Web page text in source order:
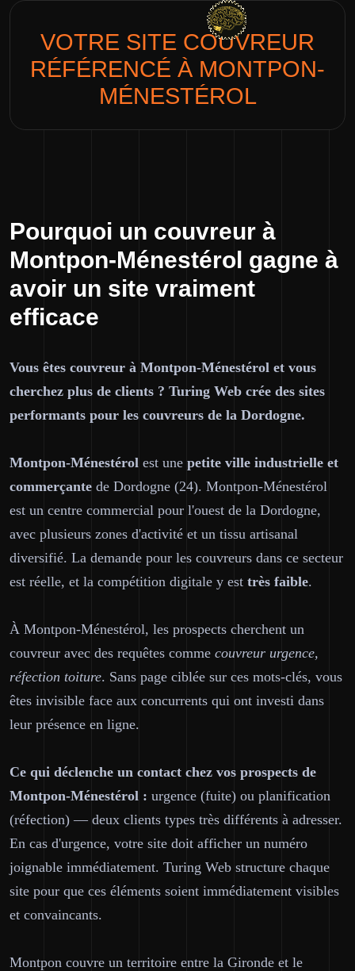
VOTRE SITE COUVREUR
RÉFÉRENCÉ À MONTPON-
MÉNESTÉROL
Pourquoi un couvreur à
Montpon-Ménestérol gagne à
avoir un site vraiment
efficace
Vous êtes couvreur à Montpon-Ménestérol et vous
cherchez plus de clients ? Turing Web crée des sites
performants pour les couvreurs de la Dordogne.
Montpon-Ménestérol est une petite ville industrielle et
commerçante de Dordogne (24). Montpon-Ménestérol
est un centre commercial pour l'ouest de la Dordogne,
avec plusieurs zones d'activité et un tissu artisanal
diversifié. La demande pour les couvreurs dans ce secteur
est réelle, et la compétition digitale y est très faible.
À Montpon-Ménestérol, les prospects cherchent un
couvreur avec des requêtes comme couvreur urgence,
réfection toiture. Sans page ciblée sur ces mots-clés, vous
êtes invisible face aux concurrents qui ont investi dans
leur présence en ligne.
Ce qui déclenche un contact chez vos prospects de
Montpon-Ménestérol : urgence (fuite) ou planification
(réfection) — deux clients types très différents à adresser.
En cas d'urgence, votre site doit afficher un numéro
joignable immédiatement. Turing Web structure chaque
site pour que ces éléments soient immédiatement visibles
et convaincants.
Montpon couvre un territoire entre la Gironde et le